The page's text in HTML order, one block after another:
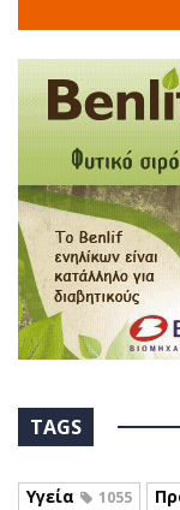
TAGS
Υγεία 1055